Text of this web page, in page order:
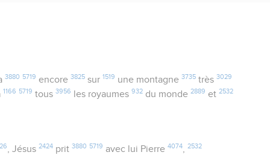
3880 5719 encore 3825sur 1519 une montagne 3735très 3029
1166 5719 tous3956 les royaumes932 du monde2889 et2532
, Jésus 2424prit 3880 5719 avec lui Pierre 4074, 2532